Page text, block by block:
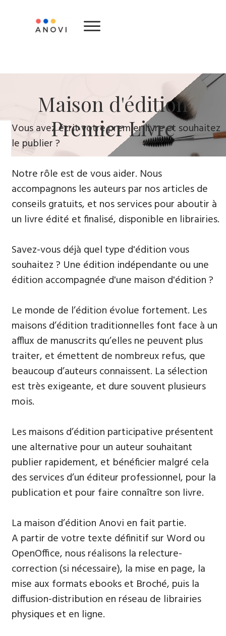
Maison d'édition
Premier Livre
Vous avez écrit votre premier livre et souhaitez
le publier ?
Notre rôle est de vous aider. Nous
accompagnons les auteurs par nos articles de
conseils gratuits, et nos services pour aboutir à
un livre édité et finalisé, disponible en librairies.
Savez-vous déjà quel type d'édition vous
souhaitez ? Une édition indépendante ou une
édition accompagnée d'une maison d'édition ?
Le monde de l’édition évolue fortement. Les
maisons d’édition traditionnelles font face à un
afflux de manuscrits qu’elles ne peuvent plus
traiter, et émettent de nombreux refus, que
beaucoup d’auteurs connaissent. La sélection
est très exigeante, et dure souvent plusieurs
mois.
Les maisons d’édition participative présentent
une alternative pour un auteur souhaitant
publier rapidement, et bénéficier malgré cela
des services d’un éditeur professionnel, pour la
publication et pour faire connaître son livre.
La maison d’édition Anovi en fait partie.
A partir de votre texte définitif sur Word ou
OpenOffice, nous réalisons la relecture-
correction (si nécessaire), la mise en page, la
mise aux formats ebooks et Broché, puis la
diffusion-distribution en réseau de librairies
physiques et en ligne.